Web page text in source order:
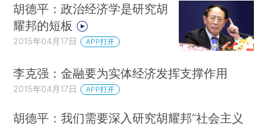
胡德平：政治经济学是研究胡
耀邦的短板
2015年04月17日 APP打开
李克强：金融要为实体经济发挥支撑作用
2015年04月17日 APP打开
胡德平：我们需要深入研究胡耀邦“社会主义